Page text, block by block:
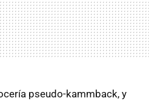
pseudo-kammback, y